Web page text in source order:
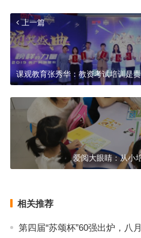
上一篇
课观教育张秀华：教资考试培训是
爱阅大眼睛：从小
相关推荐
第四届“苏颂杯”60强出炉，八